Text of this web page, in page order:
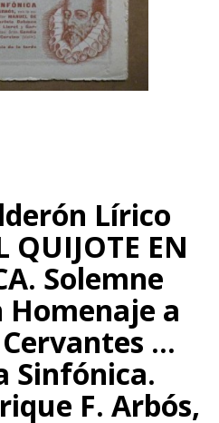
Lírico
QUIJOTE EN
Solemne
Homenaje a
...
Sinfónica.
F. Arbós,